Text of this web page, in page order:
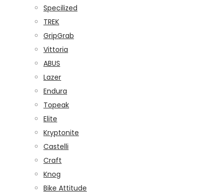
Specilized
TREK
GripGrab
Vittoria
ABUS
Lazer
Endura
Topeak
Elite
Kryptonite
Castelli
Craft
Knog
Bike Attitude